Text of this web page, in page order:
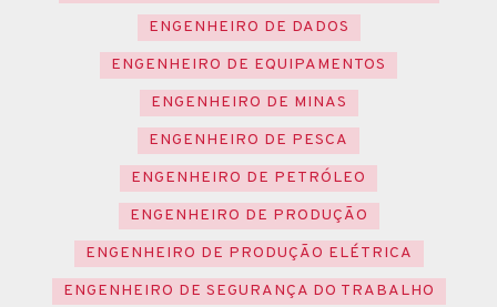
ENGENHEIRO DE DADOS
ENGENHEIRO DE EQUIPAMENTOS
ENGENHEIRO DE MINAS
ENGENHEIRO DE PESCA
ENGENHEIRO DE PETRÓLEO
ENGENHEIRO DE PRODUÇÃO
ENGENHEIRO DE PRODUÇÃO ELÉTRICA
ENGENHEIRO DE SEGURANÇA DO TRABALHO